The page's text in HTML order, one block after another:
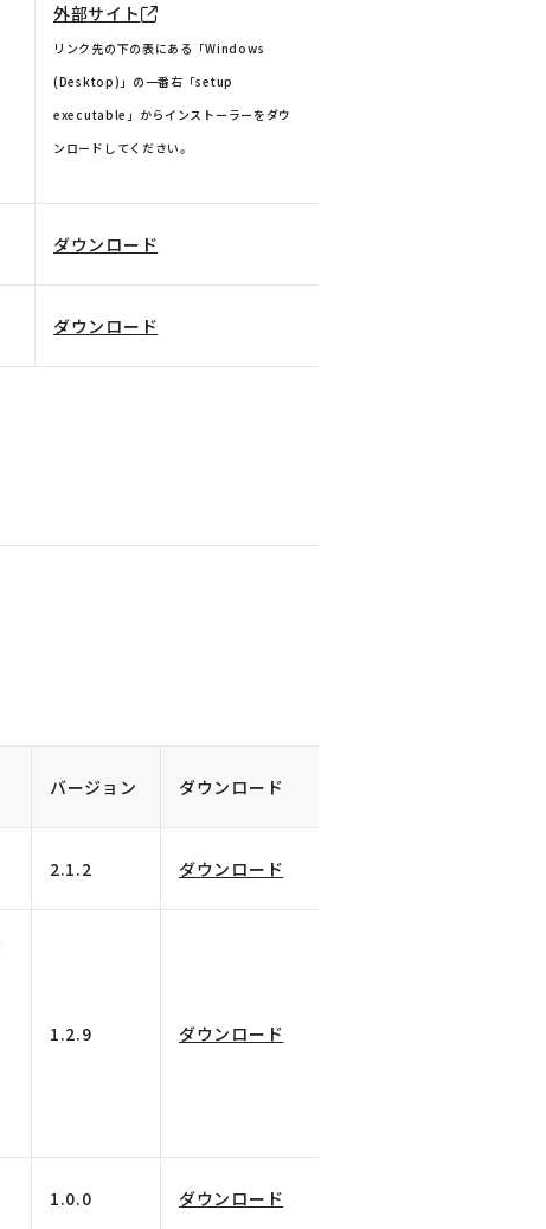
外部サイト
リンク先の下の表にある「Windows
(Desktop)」の一番右「setup
executable」からインストーラーをダウ
ンロードしてください。
ダウンロード
ダウンロード
バージョン ダウンロード
2.1.2 ダウンロード
1.2.9 ダウンロード
1.0.0 ダウンロード